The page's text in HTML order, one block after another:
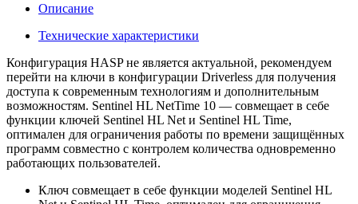
Описание
Технические характеристики
Конфигурация HASP не является актуальной, рекомендуем
перейти на ключи в конфигурации Driverless для получения
доступа к современным технологиям и дополнительным
возможностям. Sentinel HL NetTime 10 — совмещает в себе
функции ключей Sentinel HL Net и Sentinel HL Time,
оптимален для ограничения работы по времени защищённых
программ совместно с контролем количества одновременно
работающих пользователей.
Ключ совмещает в себе функции моделей Sentinel HL